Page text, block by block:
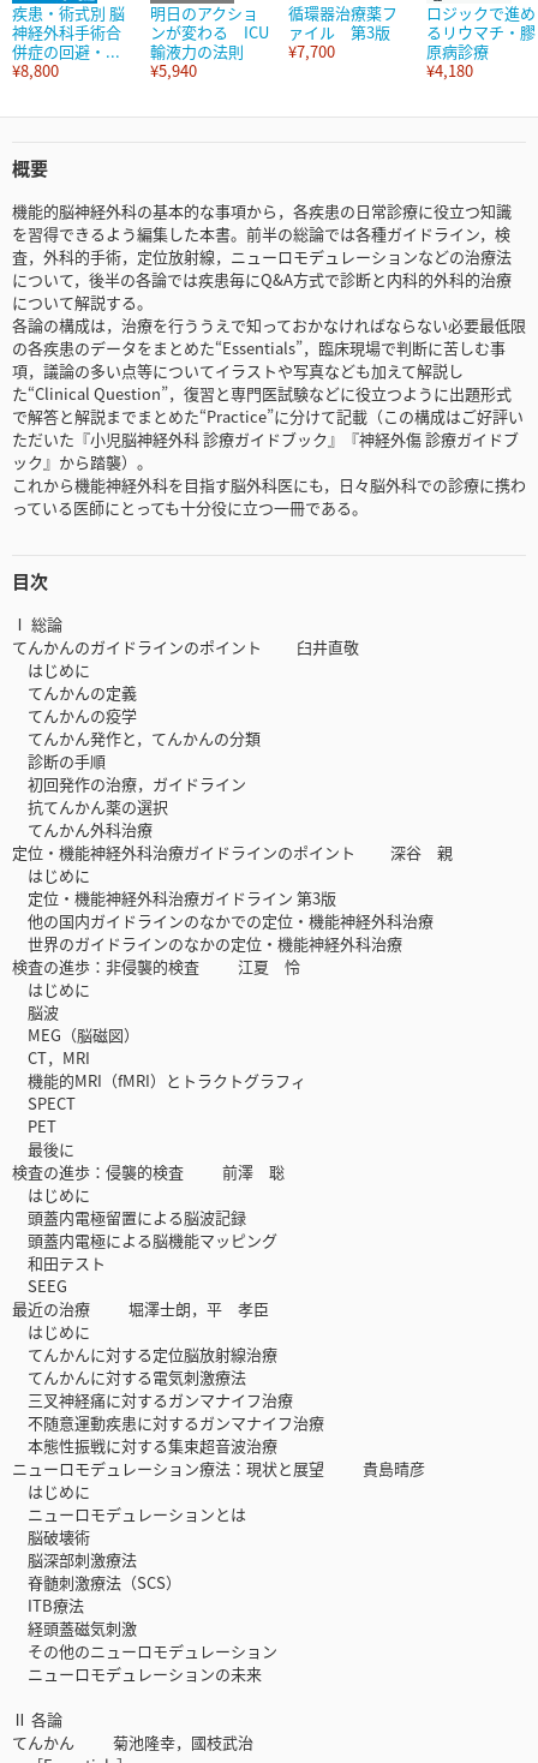
疾患・術式別 脳
神経外科手術合
併症の回避・...
¥8,800
明日のアクショ
ンが変わる ICU
輸液力の法則
¥5,940
循環器治療薬フ
ァイル 第3版
¥7,700
ロジックで進め
るリウマチ・膠
原病診療
¥4,180
概要
機能的脳神経外科の基本的な事項から，各疾患の日常診療に役立つ知識
を習得できるよう編集した本書。前半の総論では各種ガイドライン，検
査，外科的手術，定位放射線，ニューロモデュレーションなどの治療法
について，後半の各論では疾患毎にQ&A方式で診断と内科的外科的治療
について解説する。
各論の構成は，治療を行ううえで知っておかなければならない必要最低限
の各疾患のデータをまとめた“Essentials”，臨床現場で判断に苦しむ事
項，議論の多い点等についてイラストや写真なども加えて解説し
た“Clinical Question”，復習と専門医試験などに役立つように出題形式
で解答と解説までまとめた“Practice”に分けて記載（この構成はご好評い
ただいた『小児脳神経外科 診療ガイドブック』『神経外傷 診療ガイドブ
ック』から踏襲）。
これから機能神経外科を目指す脳外科医にも，日々脳外科での診療に携わ
っている医師にとっても十分役に立つ一冊である。
目次
Ⅰ 総論
てんかんのガイドラインのポイント 臼井直敬
はじめに
てんかんの定義
てんかんの疫学
てんかん発作と，てんかんの分類
診断の手順
初回発作の治療，ガイドライン
抗てんかん薬の選択
てんかん外科治療
定位・機能神経外科治療ガイドラインのポイント 深谷 親
はじめに
定位・機能神経外科治療ガイドライン 第3版
他の国内ガイドラインのなかでの定位・機能神経外科治療
世界のガイドラインのなかの定位・機能神経外科治療
検査の進歩：非侵襲的検査 江夏 怜
はじめに
脳波
MEG（脳磁図）
CT，MRI
機能的MRI（fMRI）とトラクトグラフィ
SPECT
PET
最後に
検査の進歩：侵襲的検査 前澤 聡
はじめに
頭蓋内電極留置による脳波記録
頭蓋内電極による脳機能マッピング
和田テスト
SEEG
最近の治療 堀澤士朗，平 孝臣
はじめに
てんかんに対する定位脳放射線治療
てんかんに対する電気刺激療法
三叉神経痛に対するガンマナイフ治療
不随意運動疾患に対するガンマナイフ治療
本態性振戦に対する集束超音波治療
ニューロモデュレーション療法：現状と展望 貴島晴彦
はじめに
ニューロモデュレーションとは
脳破壊術
脳深部刺激療法
脊髄刺激療法（SCS）
ITB療法
経頭蓋磁気刺激
その他のニューロモデュレーション
ニューロモデュレーションの未来
Ⅱ 各論
てんかん 菊池隆幸，國枝武治